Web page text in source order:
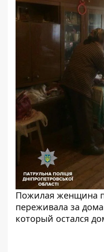
Пожилая женщина
переживала за
который остался